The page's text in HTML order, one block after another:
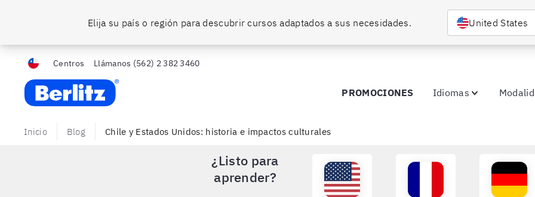
Elija su país o región para descubrir cursos adaptados a sus necesidades. United States
Centros Llámanos (562) 2 382 3460
Berlitz Chile
PROMOCIONES Idiomas
Inicio Blog Chile y Estados Unidos: historia e impactos culturales
¿Listo para
aprender?